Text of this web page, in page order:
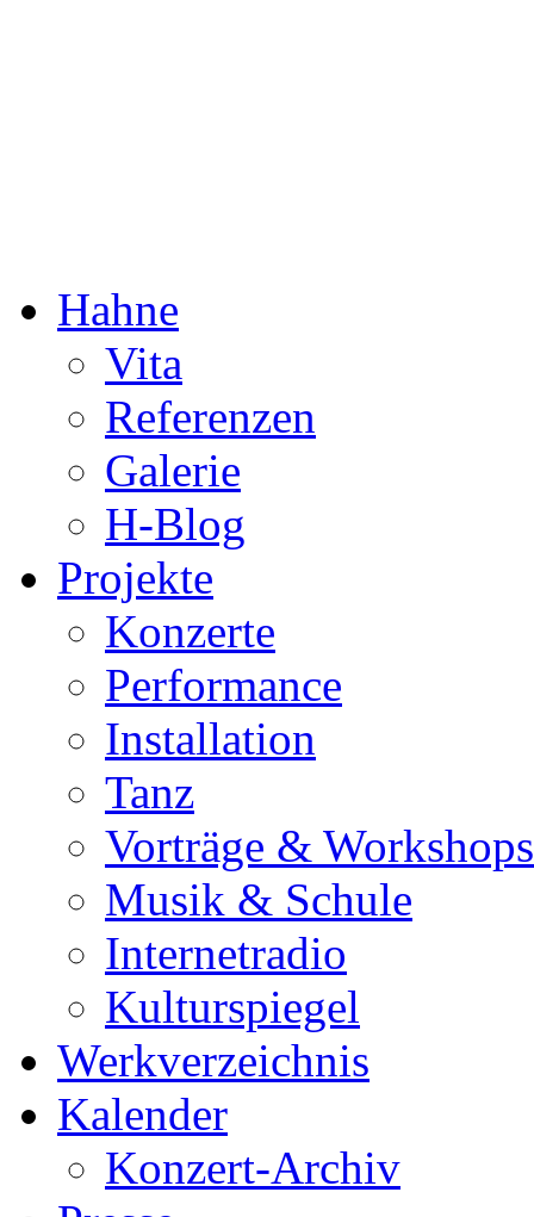
Hahne
Vita
Referenzen
Galerie
H-Blog
Projekte
Konzerte
Performance
Installation
Tanz
Vorträge & Workshops
Musik & Schule
Internetradio
Kulturspiegel
Werkverzeichnis
Kalender
Konzert-Archiv